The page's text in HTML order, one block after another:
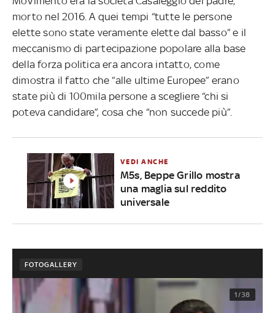
morto nel 2016. A quei tempi “tutte le persone
elette sono state veramente elette dal basso” e il
meccanismo di partecipazione popolare alla base
della forza politica era ancora intatto, come
dimostra il fatto che “alle ultime Europee” erano
state più di 100mila persone a scegliere “chi si
poteva candidare”, cosa che “non succede più”.
VEDI ANCHE
M5s, Beppe Grillo mostra
una maglia sul reddito
universale
FOTOGALLERY
1/38